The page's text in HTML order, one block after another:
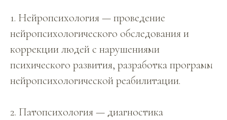
1. Нейропсихология — проведение
нейропсихологического обследования и
коррекции людей с нарушениями
психического развития, разработка программ
нейропсихологической реабилитации.
2. Патопсихология — диагностика